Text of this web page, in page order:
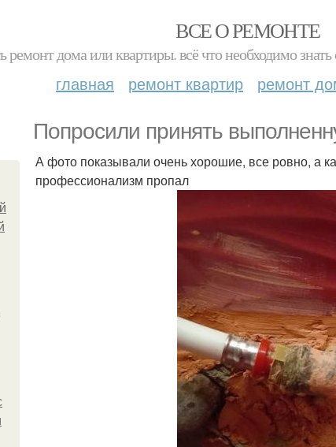
ВСЕ О РЕМОНТЕ
ремонт дома или квартиры. всё что необходимо
главная ремонт квартир ремонт
Попросили принять
А фото показывали очень хорошие, все ровно, а
профессионализм пропал